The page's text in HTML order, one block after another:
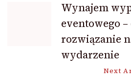
Navigation
Wynajem
eventowego –
rozwiązanie
wydarzenie
Next